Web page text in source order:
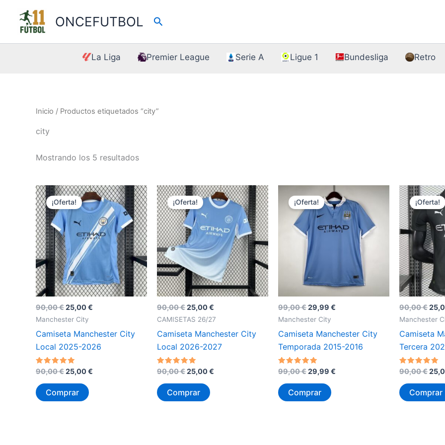
contenido
ONCEFUTBOL Buscar
La Liga Premier League Serie A Ligue 1 Bundesliga Retro
Inicio / Productos etiquetados “city”
city
Mostrando los 5 resultados
90,00€El
precio
original
era:
90,00 €.
25,00€
es:
25,00 €.
¡Oferta!
Manchester City
Camiseta Manchester City
Local 2025-2026
Valorado
con
5
de 5
90,00€El
original
era:
25,00€
Comprar
90,00€El
precio
original
era:
90,00 €.
25,00€
precio
es:
25,00 €.
¡Oferta!
CAMISETAS 26/27
Camiseta Manchester City
Local 2026-2027
Valorado
con
5
de 5
90,00€El
original
era:
25,00€
Comprar
99,00€El
precio
original
era:
99,00 €.
29,99 €
es:
29,99 €.
¡Oferta!
Manchester City
Camiseta Manchester City
Temporada 2015-2016
Valorado
con
5
de 5
99,00€El
original
era:
29,99 €
Comprar
90,00€El
era:
¡Oferta!
Manchester
Camiseta
Tercera
Valorado
con
5
de 5
90,00€El
era:
Comprar